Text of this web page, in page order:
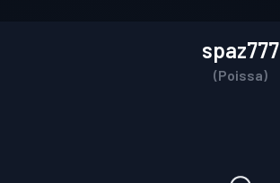
spaz777
(Poissa)